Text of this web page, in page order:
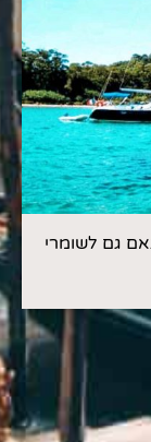
גם לשומרי